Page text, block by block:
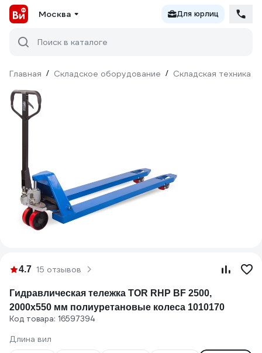
Москва Для юрлиц
Поиск в каталоге
Главная / Складское оборудование / Складская техника
4.7 15 отзывов
Гидравлическая тележка TOR RHP BF 2500,
2000х550 мм полиуретановые колеса 1010170
Код товара: 16597394
Длина вил